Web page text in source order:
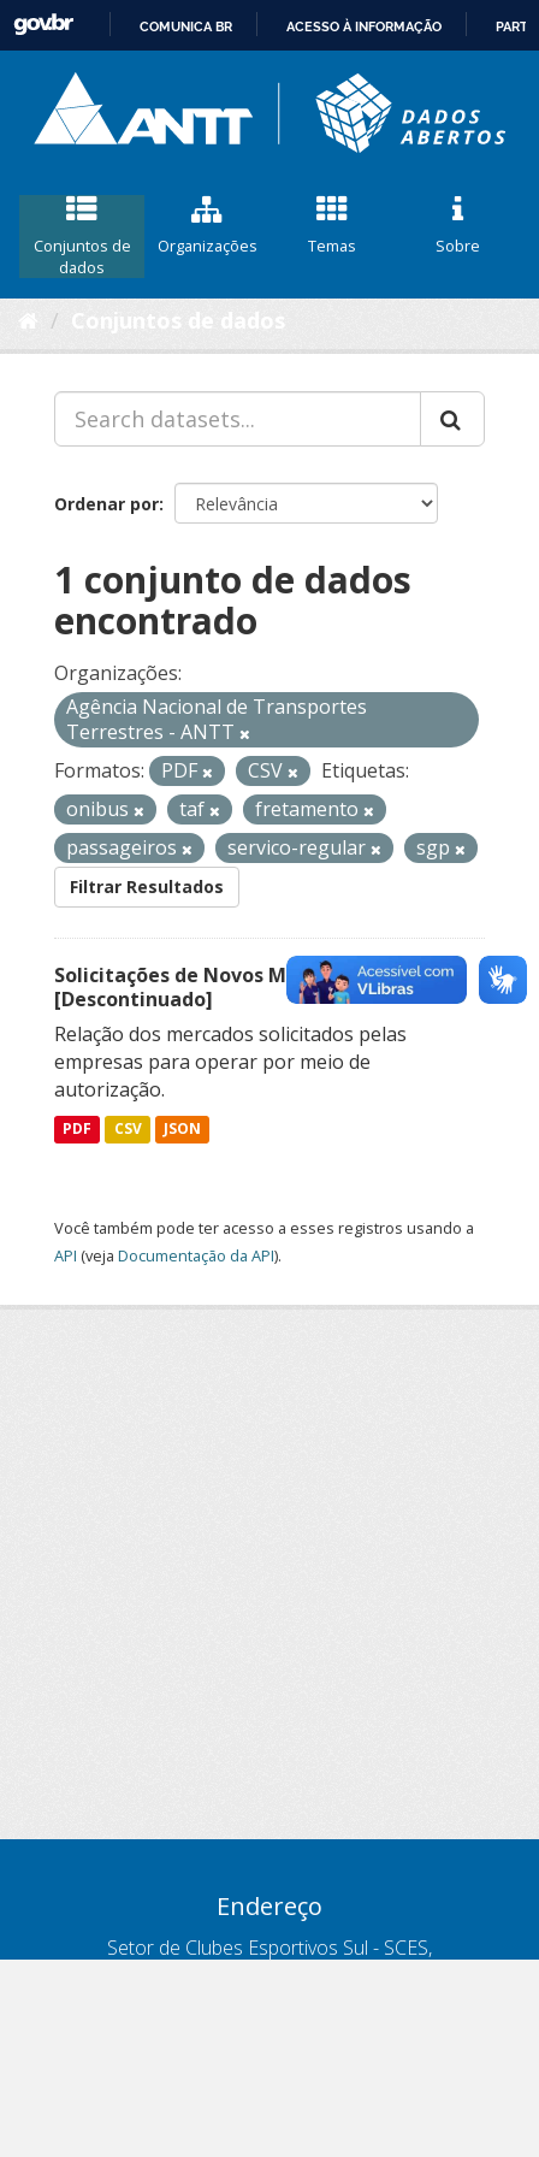
CONTEÚDO
COMUNICA BR ACESSO À INFORMAÇÃO
Conjuntos de
dados
Organizações Temas Sobre
Ordenar por
1 conjunto de dados
encontrado
Organizações:
Agência Nacional de Transportes
Terrestres - ANTT
Formatos:
PDF CSV
Etiquetas:
onibus
taf
fretamento
passageiros
servico-regular sgp
Filtrar Resultados
Solicitações de Novos Mercados
[Descontinuado]
Relação dos mercados solicitados pelas
empresas para operar por meio de
autorização.
PDF CSV JSON
Você também pode ter acesso a esses registros usando a
API (veja Documentação da API).
Endereço
Setor de Clubes Esportivos Sul - SCES,